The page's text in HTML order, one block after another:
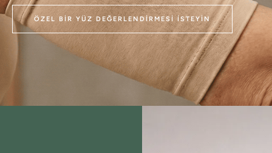
ÖZEL BIR YÜZ DEĞERLENDIRMESI İSTEYIN